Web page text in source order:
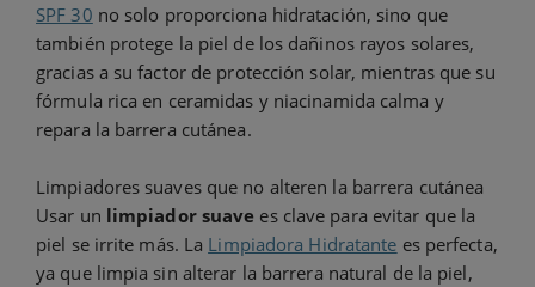
SPF 30 no solo proporciona hidratación, sino que
también protege la piel de los dañinos rayos solares,
gracias a su factor de protección solar, mientras que su
fórmula rica en ceramidas y niacinamida calma y
repara la barrera cutánea.
Limpiadores suaves que no alteren la barrera cutánea
Usar un limpiador suave es clave para evitar que la
piel se irrite más. La Limpiadora Hidratante es perfecta,
ya que limpia sin alterar la barrera natural de la piel,